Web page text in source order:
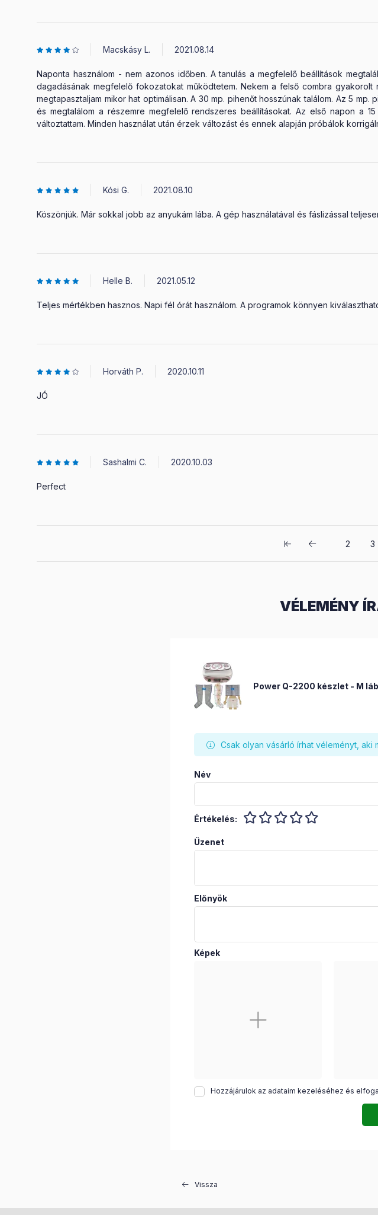
Macskásy L. 2021.08.14
Naponta használom - nem azonos időben. A tanulás a megfelelő beállítások
dagadásának megfelelő fokozatokat működtetem. Nekem a felső combra
megtapasztaljam mikor hat optimálisan. A 30 mp. pihenőt hosszúnak találom. Az 5
és megtalálom a részemre megfelelő rendszeres beállításokat. Az első napon a
változtattam. Minden használat után érzek változást és ennek alapján próbálok
Kósi G. 2021.08.10
Köszönjük. Már sokkal jobb az anyukám lába. A gép használatával és fáslizással
Helle B. 2021.05.12
Teljes mértékben hasznos. Napi fél órát használom. A programok könnyen
Horváth P. 2020.10.11
JÓ
Sashalmi C. 2020.10.03
Perfect
2 3
VÉLEMÉNY
Power Q-2200 készlet - M
Csak olyan vásárló írhat véleményt, aki
Név
Értékelés:
Üzenet
Előnyök
Képek
Hozzájárulok az adataim kezeléséhez és
Vissza